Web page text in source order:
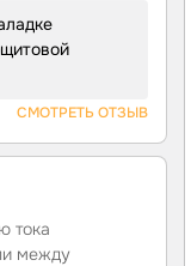
СМОТРЕТЬ ОТЗЫВ
тока
между